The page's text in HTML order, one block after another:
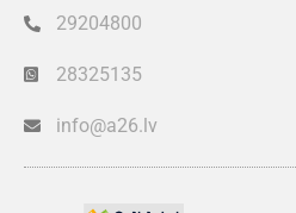
29204800
28325135
info@a26.lv